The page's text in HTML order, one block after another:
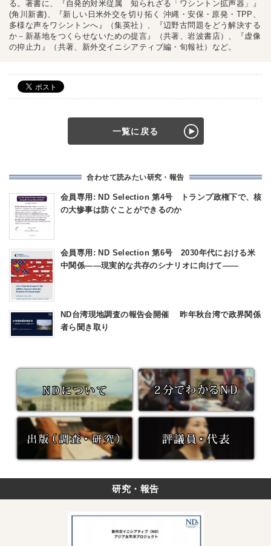
る。著書に、『自発的対米従属 知られざる「ワシントン拡声器」』
(角川新書)、『新しい日米外交を切り拓く 沖縄・安保・原発・TPP、
多様な声をワシントンへ』（集英社）、『辺野古問題をどう解決する
か－新基地をつくらせないための提言』（共著、岩波書店）、『虚像
の抑止力』（共著、新外交イニシアティブ編・旬報社）など。
一覧に戻る
合わせて読みたい研究・報告
会員専用: ND Selection 第4号 トランプ政権下で、核
の大惨事は防ぐことができるのか
会員専用: ND Selection 第6号 2030年代における米
中関係――現実的な共存のシナリオに向けて――
ND台湾現地調査の報告会開催 昨年秋台湾で政界関係
者ら聞き取り
研究・報告